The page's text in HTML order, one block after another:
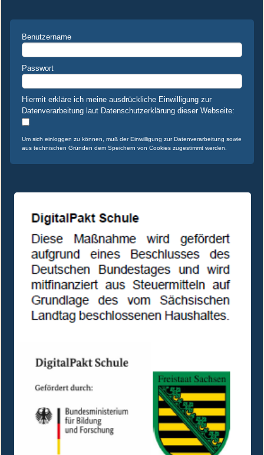
Benutzername
Passwort
Hiermit erkläre ich meine ausdrückliche Einwilligung zur
Datenverarbeitung laut Datenschutzerklärung dieser Webseite:
Um sich einloggen zu können, muß der Einwilligung zur Datenverarbeitung sowie
aus technischen Gründen dem Speichern von Cookies zugestimmt werden.